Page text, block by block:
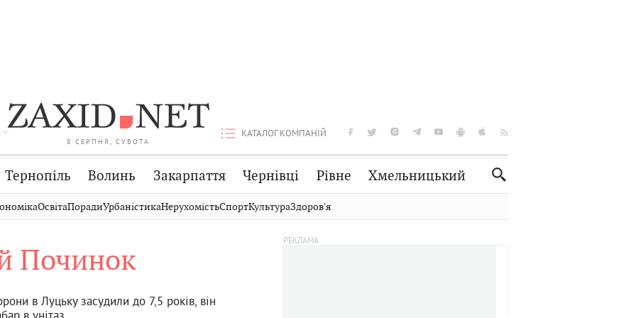
8 СЕРПНЯ, СУБОТА
КАТАЛОГ КОМПАНІЙ
Тернопіль Волинь Закарпаття Чернівці Рівне Хмельницький
Стрий
Хмельницький
Публікації Авто Словко
ОсвітаПорадиУрбаністикаНерухомістьСпортКультураЗдоровʼя
Починок
в Луцьку засудили до 7,5 років, він
в унітаз